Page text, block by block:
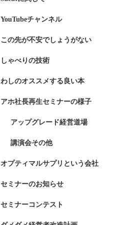
YouTubeチャンネル
この先が不安でしょうがない
しゃべりの技術
わしのオススメする良い本
アホ社長再生セミナーの様子
アップグレード経営道場
講演会その他
オプティマルサプリという会社
セミナーのお知らせ
セミナーコンテスト